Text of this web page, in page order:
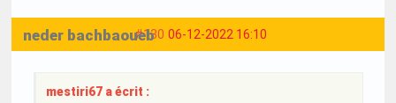
#130 06-12-2022 16:10
neder bachbaoueb
mestiri67 a écrit :